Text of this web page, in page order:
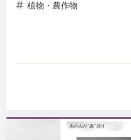
植物・農作物